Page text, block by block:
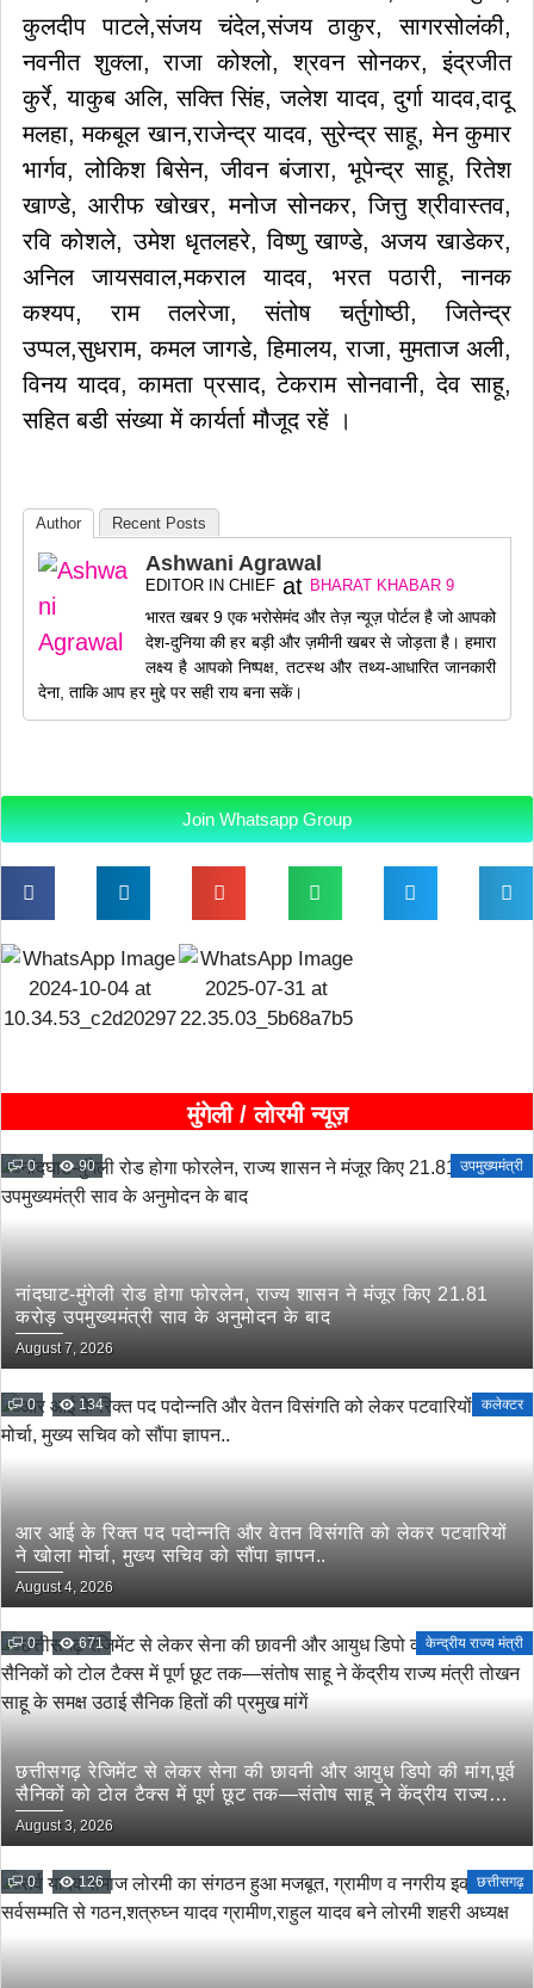
कुलदीप पाटले,संजय चंदेल,संजय ठाकुर, सागरसोलंकी,
नवनीत शुक्ला, राजा कोश्लो, श्रवन सोनकर, इंद्रजीत
कुर्रे, याकुब अलि, सक्ति सिंह, जलेश यादव, दुर्गा यादव,दादू
मलहा, मकबूल खान,राजेन्द्र यादव, सुरेन्द्र साहू, मेन कुमार
भार्गव, लोकिश बिसेन, जीवन बंजारा, भूपेन्द्र साहू, रितेश
खाण्डे, आरीफ खोखर, मनोज सोनकर, जित्तु श्रीवास्तव,
रवि कोशले, उमेश धृतलहरे, विष्णु खाण्डे, अजय खाडेकर,
अनिल जायसवाल,मकराल यादव, भरत पठारी, नानक
कश्यप, राम तलरेजा, संतोष चर्तुगोष्ठी, जितेन्द्र
उप्पल,सुधराम, कमल जागडे, हिमालय, राजा, मुमताज अली,
विनय यादव, कामता प्रसाद, टेकराम सोनवानी, देव साहू,
सहित बडी संख्या में कार्यर्ता मौजूद रहें ।
Author Recent Posts
Ashwani Agrawal
EDITOR IN CHIEF at BHARAT KHABAR 9
भारत खबर 9 एक भरोसेमंद और तेज़ न्यूज़ पोर्टल है जो आपको
देश-दुनिया की हर बड़ी और ज़मीनी खबर से जोड़ता है। हमारा
लक्ष्य है आपको निष्पक्ष, तटस्थ और तथ्य-आधारित जानकारी
देना, ताकि आप हर मुद्दे पर सही राय बना सकें।
Join Whatsapp Group
मुंगेली / लोरमी न्यूज़
0 90 उपमुख्यमंत्री
नांदघाट-मुंगेली रोड होगा फोरलेन, राज्य शासन ने मंजूर किए 21.81
करोड़ उपमुख्यमंत्री साव के अनुमोदन के बाद
August 7, 2026
0 134 कलेक्टर
आर आई के रिक्त पद पदोन्नति और वेतन विसंगति को लेकर पटवारियों
ने खोला मोर्चा, मुख्य सचिव को सौंपा ज्ञापन..
August 4, 2026
0 671 केन्द्रीय राज्य मंत्री
छत्तीसगढ़ रेजिमेंट से लेकर सेना की छावनी और आयुध डिपो की मांग,पूर्व
सैनिकों को टोल टैक्स में पूर्ण छूट तक—संतोष साहू ने केंद्रीय राज्य
मंत्री तोखन साहू के समक्ष उठाई सैनिक हितों की प्रमुख मांगें
August 3, 2026
0 126 छत्तीसगढ़